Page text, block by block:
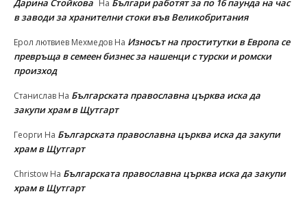
Дарина Стойкова На Българи работят за по 16 паунда на час
в заводи за хранителни стоки във Великобритания
Ерол лютвиев Мехмедов На Износът на проститутки в Европа се
превръща в семеен бизнес за нашенци с турски и ромски
произход
Станислав На Българската православна църква иска да
закупи храм в Щутгарт
Георги На Българската православна църква иска да закупи
храм в Щутгарт
Christow На Българската православна църква иска да закупи
храм в Щутгарт